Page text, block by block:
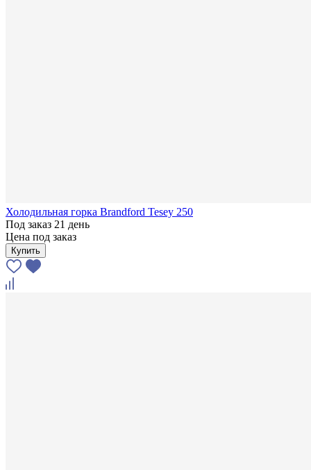
Холодильная горка Brandford Tesey 250
Под заказ 21 день
Цена под заказ
Купить